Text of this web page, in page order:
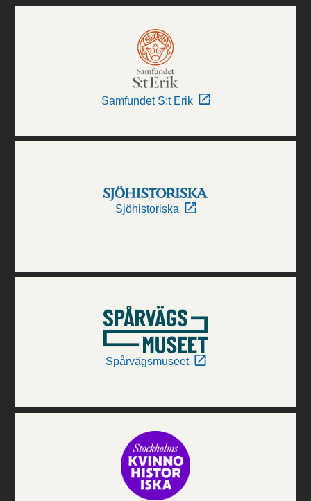
Samfundet S:t Erik
Sjöhistoriska
Spårvägsmuseet